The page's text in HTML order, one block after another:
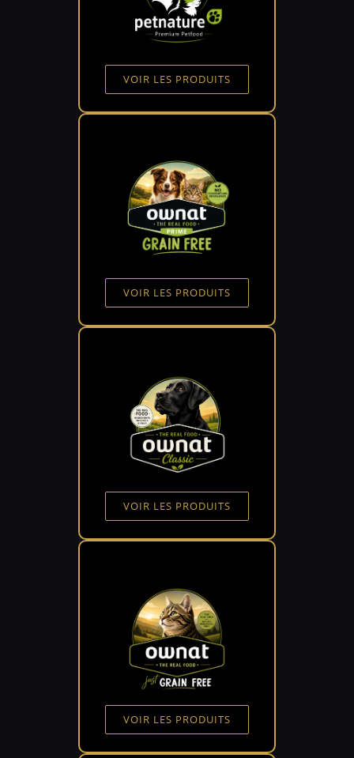
VOIR LES PRODUITS
VOIR LES PRODUITS
VOIR LES PRODUITS
VOIR LES PRODUITS